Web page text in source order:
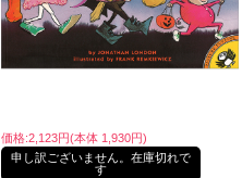
価格:2,123円(本体 1,930円)
申し訳ございません。在庫切れで
す